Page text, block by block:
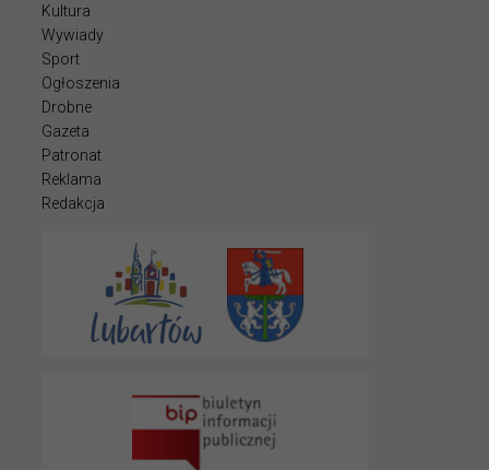
Kultura
Wywiady
Sport
Ogłoszenia
Drobne
Gazeta
Patronat
Reklama
Redakcja